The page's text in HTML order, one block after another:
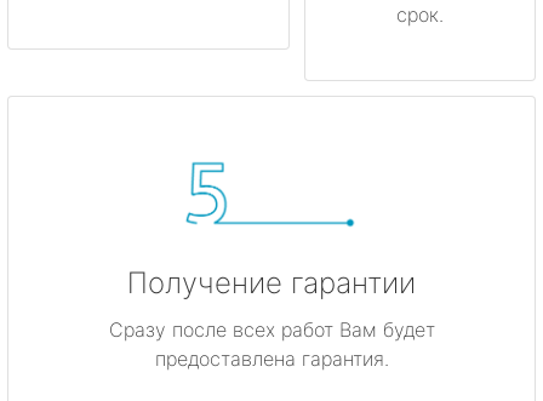
срок.
Получение гарантии
Сразу после всех работ Вам будет
предоставлена гарантия.